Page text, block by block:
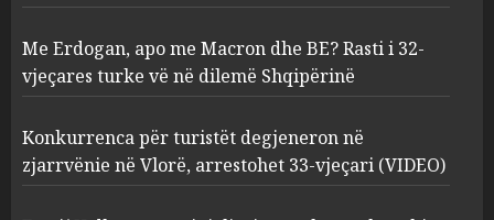
4
Emri/ U dhunua se sinjalizoi
parcelat me kanabis të
komshiut, denoncuesit i
gjenden 150 rrënjë bimë
narkotike!
AUGUST 7, 2026
Me Erdogan, apo me Macron dhe BE? Rasti i 32-
vjeçares turke vë në dilemë Shqipërinë
Konkurrenca për turistët degjeneron në
zjarrvënie në Vlorë, arrestohet 33-vjeçari (VIDEO)